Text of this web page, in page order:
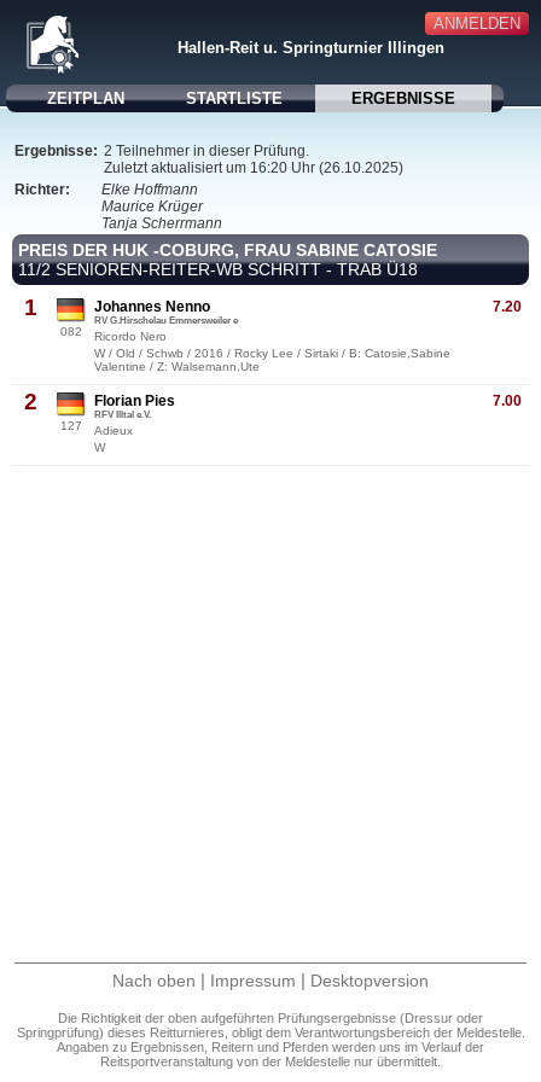
ANMELDEN
Hallen-Reit u. Springturnier Illingen
ZEITPLAN STARTLISTE ERGEBNISSE
Ergebnisse: 2 Teilnehmer in dieser Prüfung.
Zuletzt aktualisiert um 16:20 Uhr (26.10.2025)
Richter:
Elke Hoffmann
Maurice Krüger
Tanja Scherrmann
PREIS DER HUK -COBURG, FRAU SABINE CATOSIE
11/2 SENIOREN-REITER-WB SCHRITT - TRAB Ü18
1
082
7.20
Johannes Nenno
RV G.Hirschelau Emmersweiler e
Ricordo Nero
W / Old / Schwb / 2016 / Rocky Lee / Sirtaki / B: Catosie,Sabine
Valentine / Z: Walsemann,Ute
2
127
7.00
Florian Pies
RFV Illtal e.V.
Adieux
W
Nach oben | Impressum | Desktopversion
Die Richtigkeit der oben aufgeführten Prüfungsergebnisse (Dressur oder
Springprüfung) dieses Reitturnieres, obligt dem Verantwortungsbereich der Meldestelle.
Angaben zu Ergebnissen, Reitern und Pferden werden uns im Verlauf der
Reitsportveranstaltung von der Meldestelle nur übermittelt.